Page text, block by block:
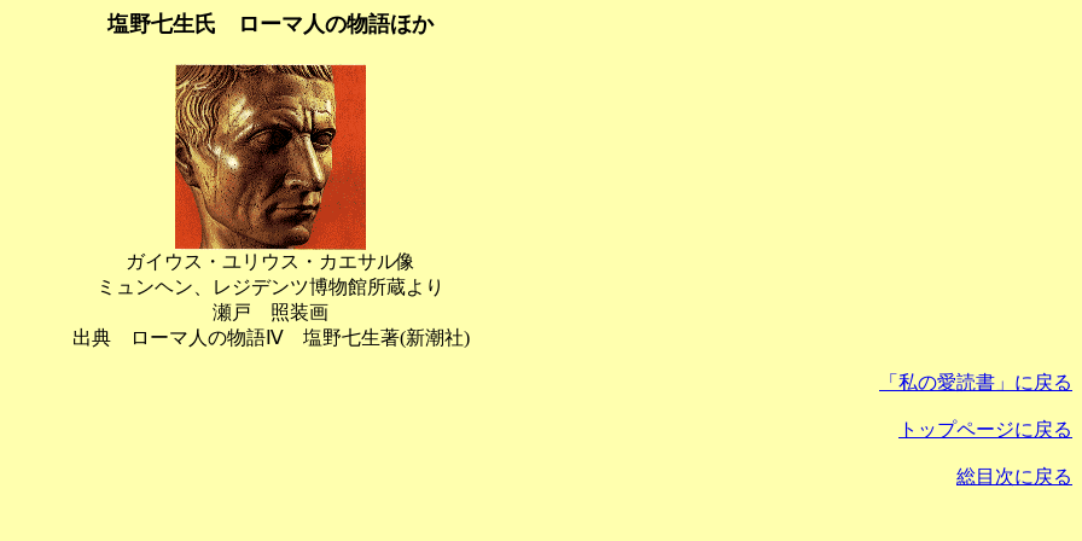
塩野七生氏 ローマ人の物語ほか
ガイウス・ユリウス・カエサル像
ミュンヘン、レジデンツ博物館所蔵より
瀬戸 照装画
出典 ローマ人の物語Ⅳ 塩野七生著(新潮社)
「私の愛読書」に戻る
トップページに戻る
総目次に戻る